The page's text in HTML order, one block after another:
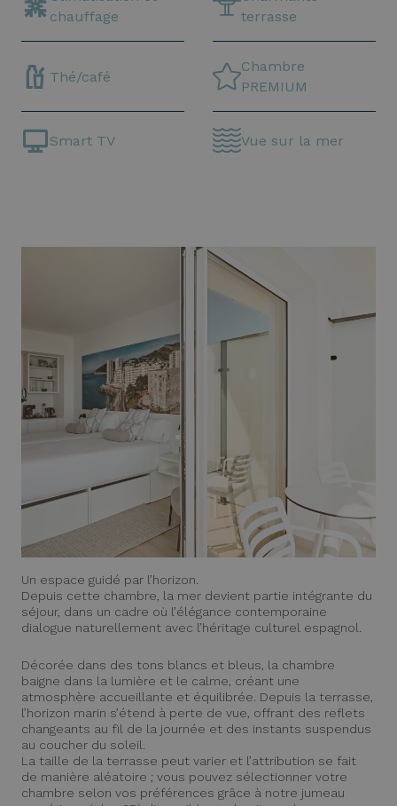
chauffage
terrasse
Thé/café
Chambre
PREMIUM
Smart TV Vue sur la mer
Un espace guidé par l’horizon.
Depuis cette chambre, la mer devient partie intégrante du
séjour, dans un cadre où l’élégance contemporaine
dialogue naturellement avec l’héritage culturel espagnol.
Décorée dans des tons blancs et bleus, la chambre
baigne dans la lumière et le calme, créant une
atmosphère accueillante et équilibrée. Depuis la terrasse,
l’horizon marin s’étend à perte de vue, offrant des reflets
changeants au fil de la journée et des instants suspendus
au coucher du soleil.
La taille de la terrasse peut varier et l’attribution se fait
de manière aléatoire ; vous pouvez sélectionner votre
chambre selon vos préférences grâce à notre jumeau